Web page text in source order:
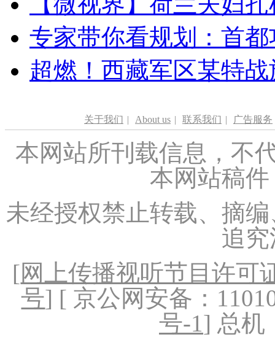
专家带你看规划：首
超燃！西藏军区某特
关于我们 | About us | 联系我们 | 广告服务
本网站所刊载信息，不
本网站稿
未经授权禁止转载、摘
追
[网上传播视听节目许可
号] [ 京公网安备：
号-1] 总机